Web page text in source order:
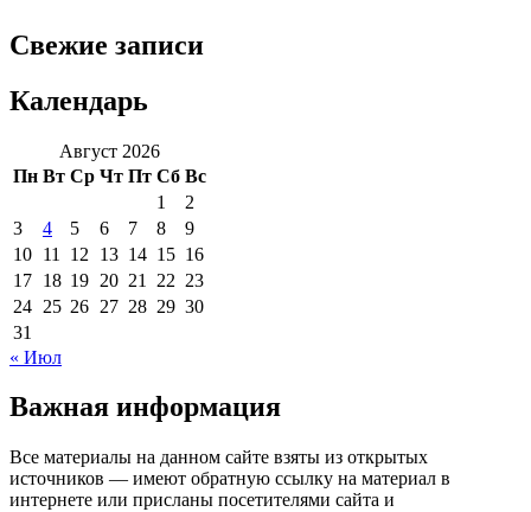
Свежие записи
Календарь
Август 2026
Пн Вт Ср Чт Пт Сб Вс
1
2
3
4 5 6 7 8
9
10 11 12 13 14 15 16
17 18 19 20 21 22 23
24 25 26 27 28 29 30
31
« Июл
Важная информация
Все материалы на данном сайте взяты из открытых
источников — имеют обратную ссылку на материал в
интернете или присланы посетителями сайта и